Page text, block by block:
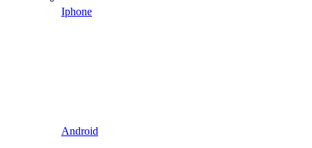
Iphone
Android